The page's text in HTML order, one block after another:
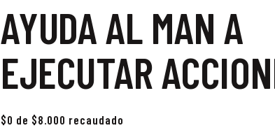
AYUDA AL MAN A
EJECUTAR
$0 de $8.000 recaudado